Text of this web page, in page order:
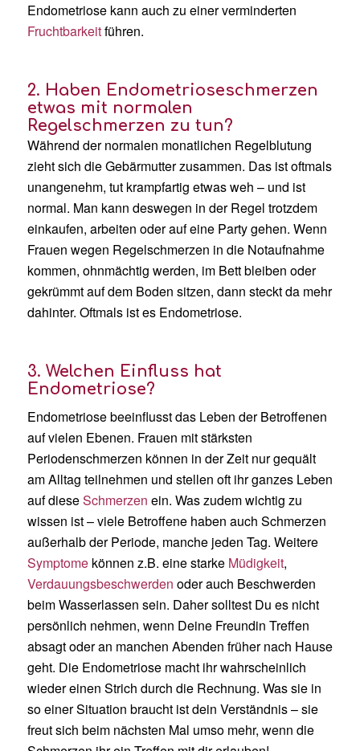
Endometriose kann auch zu einer verminderten
Fruchtbarkeitführen.
2. Haben Endometrioseschmerzen
etwas mit normalen
Regelschmerzen zu tun?
Während der normalen monatlichen Regelblutung
zieht sich die Gebärmutter zusammen. Das ist oftmals
unangenehm, tut krampfartig etwas weh – und ist
normal. Man kann deswegen in der Regel trotzdem
einkaufen, arbeiten oder auf eine Party gehen. Wenn
Frauen wegen Regelschmerzen in die Notaufnahme
kommen, ohnmächtig werden, im Bett bleiben oder
gekrümmt auf dem Boden sitzen, dann steckt da mehr
dahinter. Oftmals ist es Endometriose.
3. Welchen Einfluss hat
Endometriose?
Endometriose beeinflusst das Leben der Betroffenen
auf vielen Ebenen. Frauen mit stärksten
Periodenschmerzen können in der Zeit nur gequält
am Alltag teilnehmen und stellen oft ihr ganzes Leben
auf dieseSchmerzen ein. Was zudem wichtig zu
wissen ist – viele Betroffene haben auch Schmerzen
außerhalb der Periode, manche jeden Tag. Weitere
Symptomekönnen z.B. eine starke Müdigkeit,
Verdauungsbeschwerden oder auch Beschwerden
beim Wasserlassen sein. Daher solltest Du es nicht
persönlich nehmen, wenn Deine Freundin Treffen
absagt oder an manchen Abenden früher nach Hause
geht. Die Endometriose macht ihr wahrscheinlich
wieder einen Strich durch die Rechnung. Was sie in
so einer Situation braucht ist dein Verständnis – sie
freut sich beim nächsten Mal umso mehr, wenn die